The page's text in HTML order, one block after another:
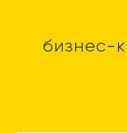
бизнес-